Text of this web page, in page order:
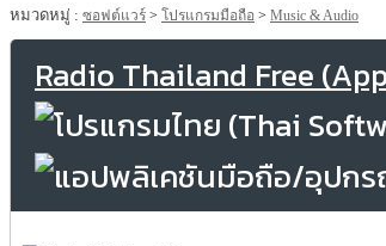
หมวดหมู่ : ซอฟต์แวร์ > โปรแกรมมือถือ > Music & Audio
Radio Thailand Free